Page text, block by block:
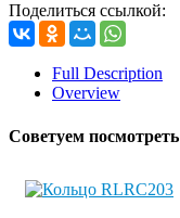
Поделиться ссылкой:
Full Description
Overview
Советуем посмотреть